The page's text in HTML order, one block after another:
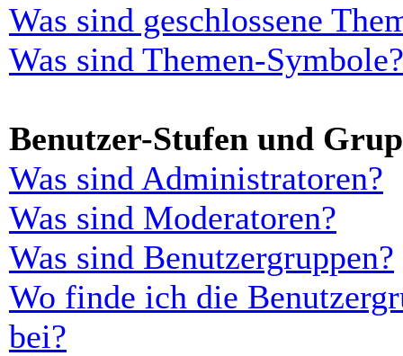
Was sind geschlossene
Was sind Themen-Symbole?
Benutzer-Stufen und
Was sind Administratoren?
Was sind Moderatoren?
Was sind Benutzergruppen?
Wo finde ich die
bei?